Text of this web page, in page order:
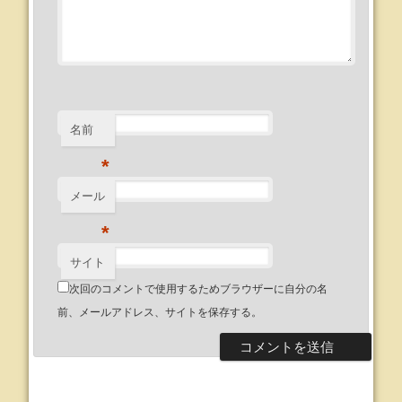
名前
*
メール
*
サイト
次回のコメントで使用するためブラウザーに自分の名
前、メールアドレス、サイトを保存する。